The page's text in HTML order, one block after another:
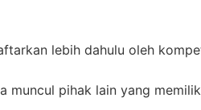
lebih dahulu oleh
muncul pihak lain yang